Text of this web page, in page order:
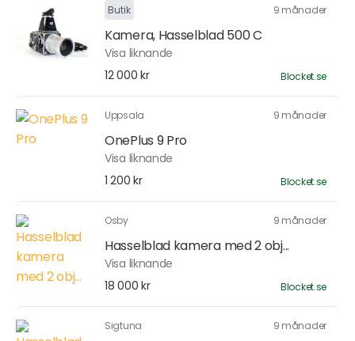
Butik 9 månader
Kamera, Hasselblad 500 C
Visa liknande
12 000 kr
Blocket.se
Uppsala 9 månader
OnePlus 9 Pro
Visa liknande
1 200 kr
Blocket.se
Osby 9 månader
Hasselblad kamera med 2 obj...
Visa liknande
18 000 kr
Blocket.se
Sigtuna 9 månader